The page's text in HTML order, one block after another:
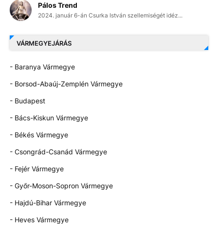
Pálos Trend
2024. január 6-án Csurka István szellemiségét idéz...
VÁRMEGYEJÁRÁS
- Baranya Vármegye
- Borsod-Abaúj-Zemplén Vármegye
- Budapest
- Bács-Kiskun Vármegye
- Békés Vármegye
- Csongrád-Csanád Vármegye
- Fejér Vármegye
- Győr-Moson-Sopron Vármegye
- Hajdú-Bihar Vármegye
- Heves Vármegye